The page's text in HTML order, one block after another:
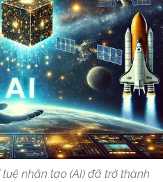
nhân tạo (AI) đã trở thành